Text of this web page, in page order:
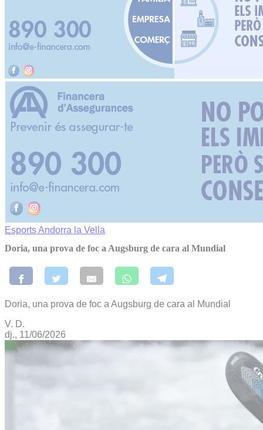
EsportsAndorra la Vella
Doria, una prova de foc a Augsburg de cara al Mundial
Doria, una prova de foc a Augsburg de cara al Mundial
V. D.
dj., 11/06/2026